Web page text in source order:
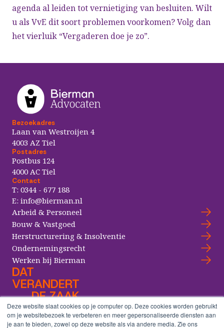
Deze website slaat cookies op je computer op. Deze cookies worden gebruikt
om je websitebezoek te verbeteren en meer gepersonaliseerde diensten aan
je aan te bieden, zowel op deze website als via andere media. Zie ons
agenda al leiden tot vernietiging van besluiten. Wilt
u als VvE dit soort problemen voorkomen? Volg dan
het vierluik “Vergaderen doe je zo”.
Bezoekadres
Laan van Westroijen 4
4003 AZ Tiel
Postadres
Postbus 124
4000 AC Tiel
Contact
T: 0344 - 677 188
E: info@bierman.nl
Arbeid & Personeel
Bouw & Vastgoed
Herstructurering & Insolventie
Ondernemingsrecht
Werken bij Bierman
DAT
VERANDERT
DE ZAAK